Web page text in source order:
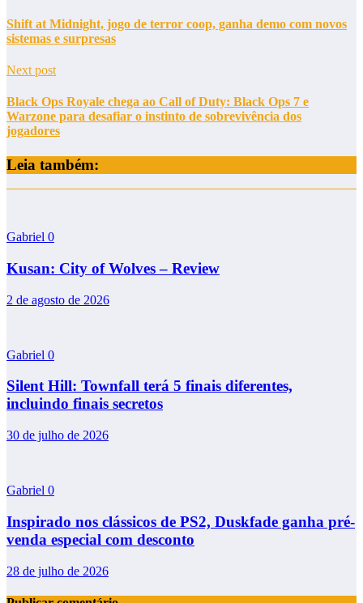
Shift at Midnight, jogo de terror coop, ganha demo com novos
sistemas e surpresas
Next post
Black Ops Royale chega ao Call of Duty: Black Ops 7 e
Warzone para desafiar o instinto de sobrevivência dos
jogadores
Leia também:
Gabriel 0
Kusan: City of Wolves – Review
2 de agosto de 2026
Gabriel 0
Silent Hill: Townfall terá 5 finais diferentes,
incluindo finais secretos
30 de julho de 2026
Gabriel 0
Inspirado nos clássicos de PS2, Duskfade ganha pré-
venda especial com desconto
28 de julho de 2026